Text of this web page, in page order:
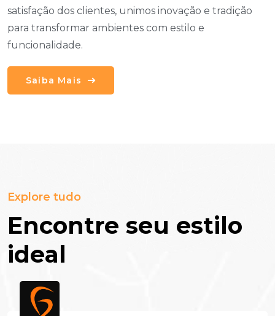
satisfação dos clientes, unimos inovação e tradição
para transformar ambientes com estilo e
funcionalidade.
Saiba Mais
Explore tudo
ENCONTRE SEU ESTILO
IDEAL